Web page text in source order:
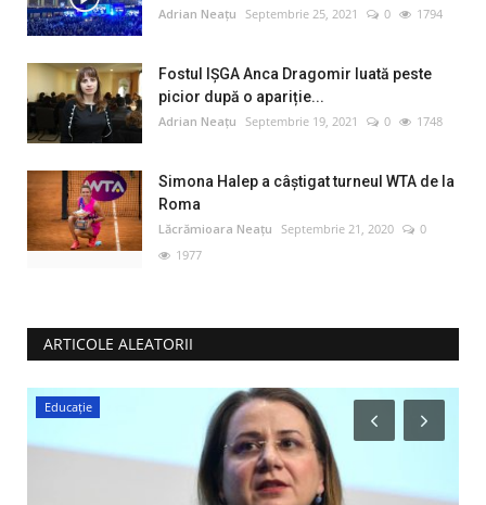
Adrian Neațu Septembrie 25, 2021 0 1794
Fostul IȘGA Anca Dragomir luată peste
picior după o apariție...
Adrian Neațu Septembrie 19, 2021 0 1748
Simona Halep a câştigat turneul WTA de la
Roma
Lăcrămioara Neațu Septembrie 21, 2020
0
1977
ARTICOLE ALEATORII
Educație